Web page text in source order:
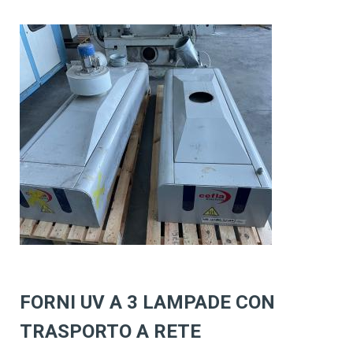
FORNI UV A 3 LAMPADE CON
TRASPORTO A RETE